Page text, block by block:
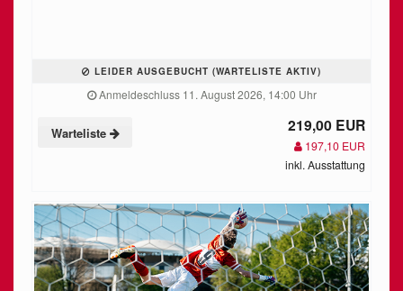
LEIDER AUSGEBUCHT (WARTELISTE AKTIV)
Anmeldeschluss 11. August 2026, 14:00 Uhr
Warteliste 219,00 EUR
197,10 EUR
inkl. Ausstattung